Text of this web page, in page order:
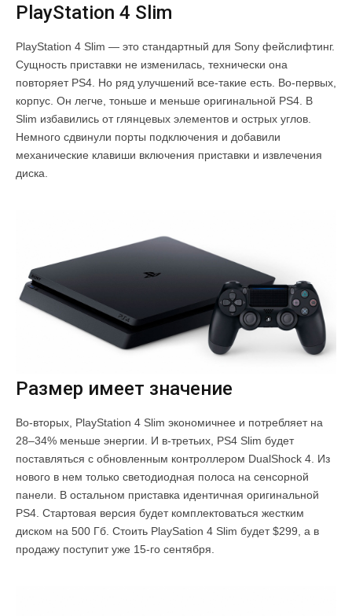
PlayStation 4 Slim
PlayStation 4 Slim — это стандартный для Sony фейслифтинг.
Сущность приставки не изменилась, технически она
повторяет PS4. Но ряд улучшений все-такие есть. Во-первых,
корпус. Он легче, тоньше и меньше оригинальной PS4. В
Slim избавились от глянцевых элементов и острых углов.
Немного сдвинули порты подключения и добавили
механические клавиши включения приставки и извлечения
диска.
Размер имеет значение
Во-вторых, PlayStation 4 Slim экономичнее и потребляет на
28–34% меньше энергии. И в-третьих, PS4 Slim будет
поставляться с обновленным контроллером DualShock 4. Из
нового в нем только светодиодная полоса на сенсорной
панели. В остальном приставка идентичная оригинальной
PS4. Стартовая версия будет комплектоваться жестким
диском на 500 Гб. Стоить PlaySation 4 Slim будет $299, а в
продажу поступит уже 15-го сентября.